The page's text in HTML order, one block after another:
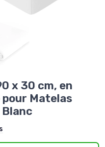
x 30 cm, en
Matelas
Blanc